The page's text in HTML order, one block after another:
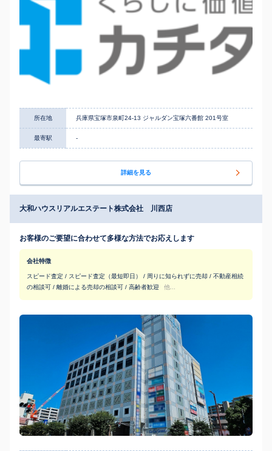
所在地 兵庫県宝塚市泉町24-13 ジャルダン宝塚六番館 201号室
最寄駅 -
詳細を見る
大和ハウスリアルエステート株式会社 川西店
お客様のご要望に合わせて多様な方法でお応えします
会社特徴
スピード査定 / スピード査定（最短即日） / 周りに知られずに売却 / 不動産相続
の相談可 / 離婚による売却の相談可 / 高齢者歓迎
他...